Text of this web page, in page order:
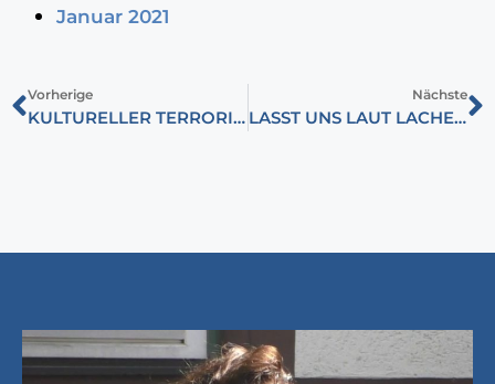
Januar 2021
Vorherige
KULTURELLER TERRORISMUS. EIN ZU BÖSES WORT?
Nächste
LASST UNS LAUT LACHEN, WENN JEMAND UNGARNS RECHTSSTAATLICHKEIT KRITISIERT!